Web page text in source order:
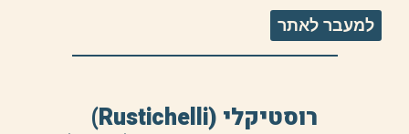
למעבר לאתר
רוסטיקלי (Rustichelli)